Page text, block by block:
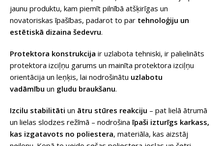
jaunu produktu, kam piemīt pilnībā atšķirīgas un
novatoriskas īpašības, padarot to par tehnoloģiju un
estētiskā dizaina šedevru.
Protektora konstrukcija ir uzlabota tehniski, ir palielināts
protektora izciļņu garums un mainīta protektora izciļņu
orientācija un leņķis, lai nodrošinātu uzlabotu
vadāmību un gludu braukšanu.
Izcilu stabilitāti un ātru stūres reakciju – pat lielā ātrumā
un lielas slodzes režīmā – nodrošina īpaši izturīgs karkass,
kas izgatavots no poliestera, materiāla, kas aizstāj